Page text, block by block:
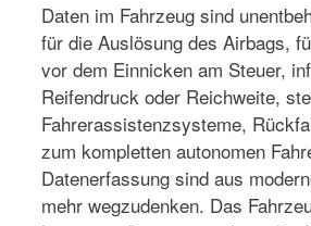
Daten im Fahrzeug sind
für die Auslösung des Airbags,
vor dem Einnicken am Steuer,
Reifendruck oder Reichweite,
Fahrerassistenzsysteme,
zum kompletten autonomen
Datenerfassung sind aus
mehr wegzudenken. Das